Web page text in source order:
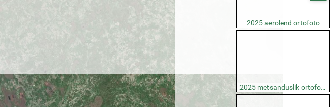
2025 aerolend ortofoto
2025 metsanduslik ortofoto